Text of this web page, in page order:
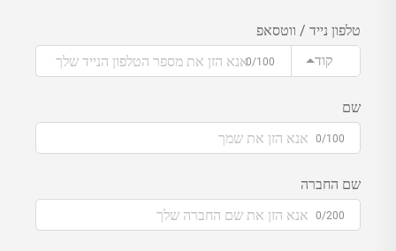
טלפון נייד / ווטסאפ
קוד
0/100
שם
0/100
שם החברה
0/200